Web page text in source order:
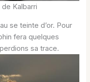
Kalbarri
se teinte d’or. Pour
fera quelques
sa trace.